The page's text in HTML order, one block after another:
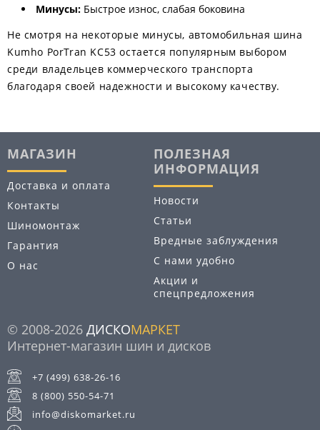
Минусы: Быстрое износ, слабая боковина
Не смотря на некоторые минусы, автомобильная шина
Kumho PorTran KC53 остается популярным выбором
среди владельцев коммерческого транспорта
благодаря своей надежности и высокому качеству.
МАГАЗИН
Доставка и оплата
Контакты
Шиномонтаж
Гарантия
О нас
ПОЛЕЗНАЯ
ИНФОРМАЦИЯ
Новости
Статьи
Вредные заблуждения
С нами удобно
Акции и
спецпредложения
© 2008-2026 ДИСКОМАРКЕТ
Интернет-магазин шин и дисков
+7 (499) 638-26-16
8 (800) 550-54-71
info@diskomarket.ru